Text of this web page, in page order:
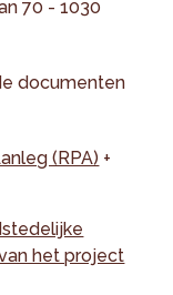
70 - 1030
documenten
(RPA) +
het project